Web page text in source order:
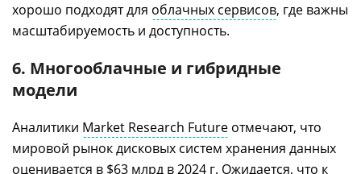
хорошо подходят для облачных сервисов, где важны
масштабируемость и доступность.
6. Многооблачные и гибридные
модели
Аналитики Market Research Future отмечают, что
мировой рынок дисковых систем хранения данных
оценивается в $63 млрд в 2024 г. Ожидается, что к